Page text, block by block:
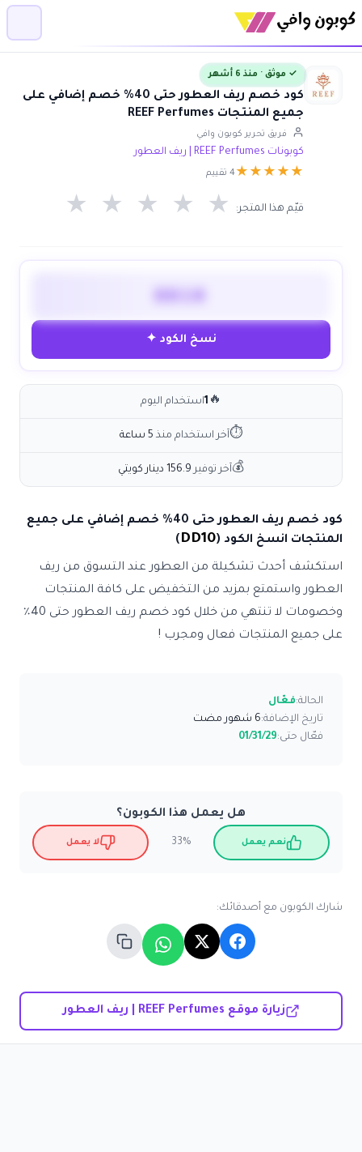
✓ موثق · منذ 6 أشهر
كود خصم ريف العطور حتى 40% خصم إضافي على
جميع المنتجات REEF Perfumes
فريق تحرير كوبون وافي
كوبونات REEF Perfumes | ريف العطور
★
★
★
★
★4 تقييم
قيّم هذا المتجر: ★ ★ ★ ★ ★
نسخ الكود ✦
🔥
1استخدام اليوم
⏱آخر استخدام منذ 5 ساعة
💰آخر توفير 156.9 دينار كويتي
كود خصم ريف العطور حتى 40% خصم إضافي على جميع
المنتجات انسخ الكود (DD10
)
استكشف أحدث تشكيلة من العطور عند التسوق من ريف
العطور واستمتع بمزيد من التخفيض على كافة المنتجات
وخصومات لا تنتهي من خلال كود خصم ريف العطور حتى 40٪
على جميع المنتجات فعال ومجرب !
الحالة:فعّال
تاريخ الإضافة:6 شهور مضت
فعّال حتى:01/31/29
هل يعمل هذا الكوبون؟
نعم يعمل 33% لا يعمل
شارك الكوبون مع أصدقائك:
زيارة موقع REEF Perfumes | ريف العطور